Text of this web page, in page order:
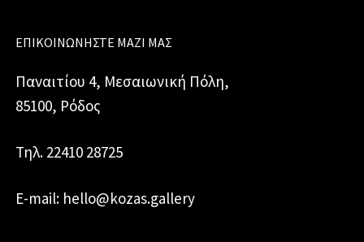
ΕΠΙΚΟΙΝΩΝΉΣΤΕ ΜΑΖΊ ΜΑΣ
Παναιτίου 4, Μεσαιωνική Πόλη,
85100, Ρόδος
Τηλ. 22410 28725
E-mail: hello@kozas.gallery